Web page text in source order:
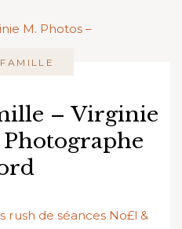
FAMILLE
– Virginie
rush de séances No£l &